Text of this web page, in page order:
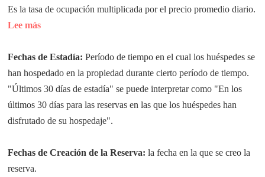
Es la tasa de ocupación multiplicada por el precio promedio diario.
Lee más
Fechas de Estadía: Período de tiempo en el cual los huéspedes se
han hospedado en la propiedad durante cierto período de tiempo.
"Últimos 30 días de estadía" se puede interpretar como "En los
últimos 30 días para las reservas en las que los huéspedes han
disfrutado de su hospedaje".
Fechas de Creación de la Reserva: la fecha en la que se creo la
reserva.